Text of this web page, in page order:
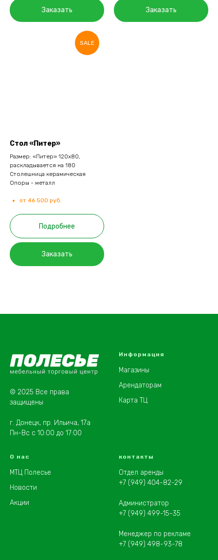
Заказать Заказать
SALE
Стол «Питер»
Размер: «Питер» 120х80,
раскладывается на 180
Столешница керамическая
Опоры - металл
от 46 500 руб.
Подробнее
Заказать
© 2025 Все права
защищены
г. Донецк, пр. Ильича, 17а
Пн-Вс с 10:00 до 17:00
Информация
Магазины
Арендаторам
Карта ТЦ
О нас
МТЦ Полесье
Новости
Акции
контакты
Отдел аренды
+7 (949) 404-82-29
Администратор
+7 (949) 499-15-35
Менеджер по рекламе
+7 (949) 498-93-78